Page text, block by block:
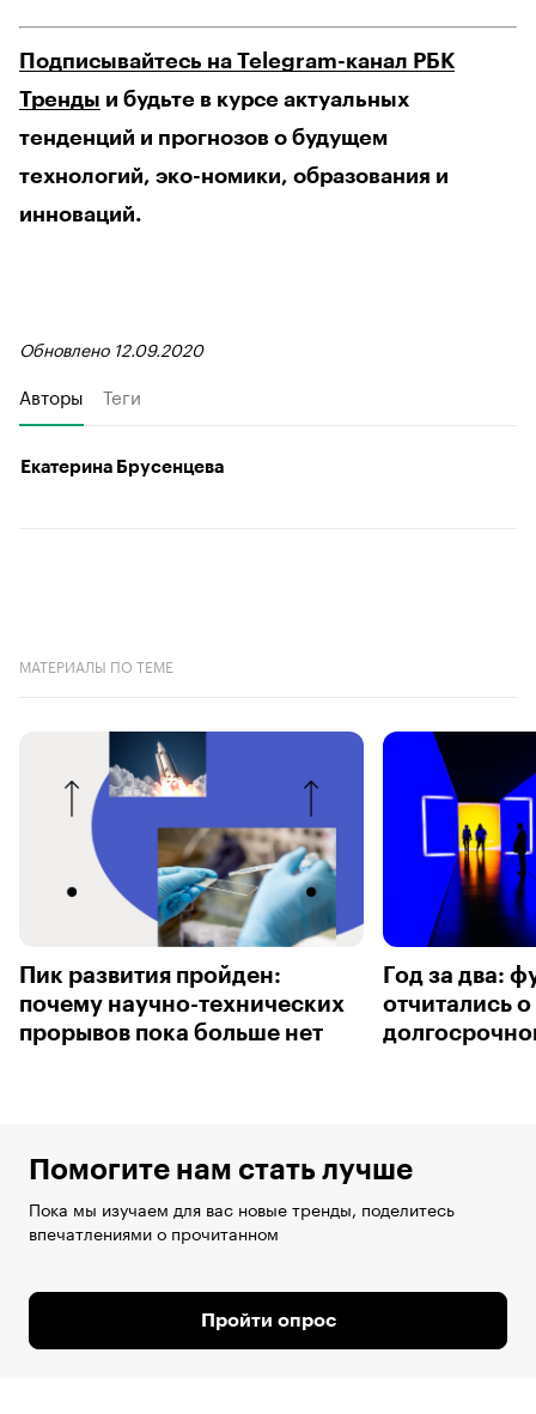
Подписывайтесь на Telegram-канал РБК
Тренды и будьте в курсе актуальных
тенденций и прогнозов о будущем
технологий, эко-номики, образования и
инноваций.
Обновлено 12.09.2020
Авторы Теги
Екатерина Брусенцева
МАТЕРИАЛЫ ПО ТЕМЕ
Пик развития пройден:
почему научно-технических
прорывов пока больше нет
Год за два:
отчитались
Помогите нам стать лучше
Пока мы изучаем для вас новые тренды, поделитесь
впечатлениями о прочитанном
Пройти опрос